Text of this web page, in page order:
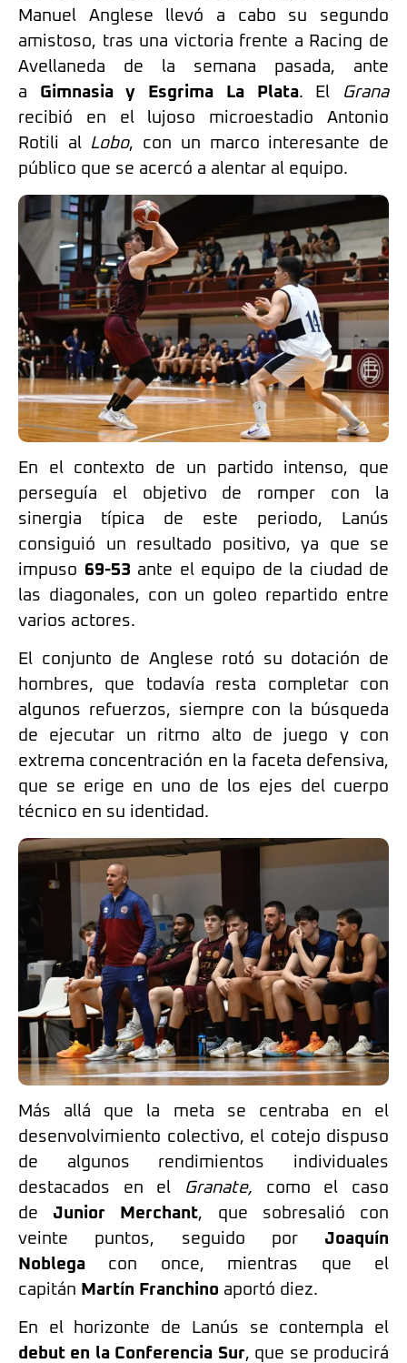
Manuel Anglese llevó a cabo su segundo
amistoso, tras una victoria frente a Racing de
Avellaneda de la semana pasada, ante
a Gimnasia y Esgrima La Plata. El
Grana
recibió en el lujoso microestadio Antonio
Rotili al Lobo, con un marco interesante de
público que se acercó a alentar al equipo.
En el contexto de un partido intenso, que
perseguía el objetivo de romper con la
sinergia típica de este periodo, Lanús
consiguió un resultado positivo, ya que se
impuso 69-53 ante el equipo de la ciudad de
las diagonales, con un goleo repartido entre
varios actores.
El conjunto de Anglese rotó su dotación de
hombres, que todavía resta completar con
algunos refuerzos, siempre con la búsqueda
de ejecutar un ritmo alto de juego y con
extrema concentración en la faceta defensiva,
que se erige en uno de los ejes del cuerpo
técnico en su identidad.
Más allá que la meta se centraba en el
desenvolvimiento colectivo, el cotejo dispuso
de algunos rendimientos individuales
destacados en el
Granate, como el caso
de Junior Merchant, que sobresalió con
veinte puntos, seguido por Joaquín
Noblega con once, mientras que el
capitán Martín Franchino aportó diez.
En el horizonte de Lanús se contempla el
debut en la Conferencia Sur, que se producirá